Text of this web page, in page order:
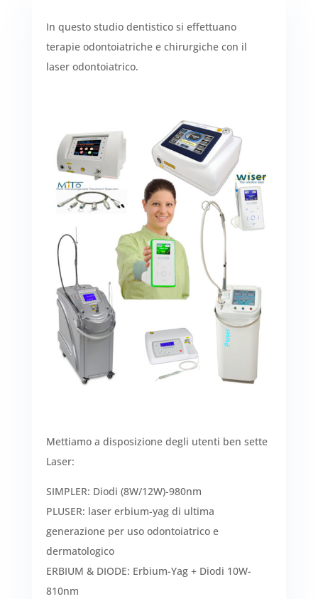
In questo studio dentistico si effettuano
terapie odontoiatriche e chirurgiche con il
laser odontoiatrico.
Mettiamo a disposizione degli utenti ben sette
Laser:
SIMPLER: Diodi (8W/12W)-980nm
PLUSER: laser erbium-yag di ultima
generazione per uso odontoiatrico e
dermatologico
ERBIUM & DIODE: Erbium-Yag + Diodi 10W-
810nm